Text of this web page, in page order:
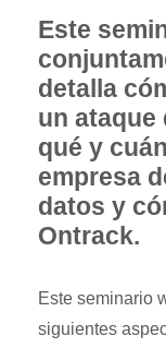
Este
detalla
un ataque
qué y
empresa
datos y
Ontrack.
Este seminario
siguientes